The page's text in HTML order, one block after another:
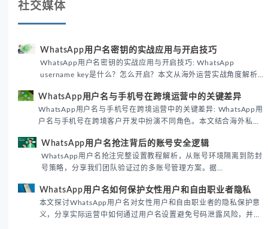
社交媒体
WhatsApp用户名密钥的实战应用与开启技巧
WhatsApp用户名密钥的实战应用与开启技巧: WhatsApp
username key是什么？怎么开启？本文从海外运营实战角度解析
境团队高效触达目标客户。
WhatsApp用户名与手机号在跨境运营中的关键差异
WhatsApp用户名与手机号在跨境运营中的关键差异: WhatsApp用
户名与手机号在跨境客户开发中扮演不同角色。本文结合海外私域
际差异，帮助团队优化WhatsApp营销策略。
WhatsApp用户名抢注背后的账号安全逻辑
WhatsApp用户名抢注完整设置教程解析，从账号环境隔离到防封
号策略，分享我们团队验证过的多账号管理方案。据
性直接影响转化率。
WhatsApp用户名如何保护女性用户和自由职业者隐私
本文探讨WhatsApp用户名对女性用户和自由职业者的隐私保护意
义，分享实际运营中如何通过用户名设置避免号码泄露风险，并提